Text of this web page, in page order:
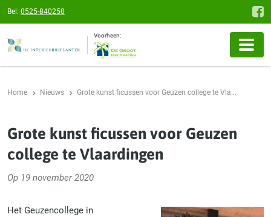
Bel: 0525-840250
Voorheen:
Home Nieuws Grote kunst ficussen voor Geuzen college te Vla...
Grote kunst ficussen voor Geuzen
college te Vlaardingen
Op 19 november 2020
Het Geuzencollege in